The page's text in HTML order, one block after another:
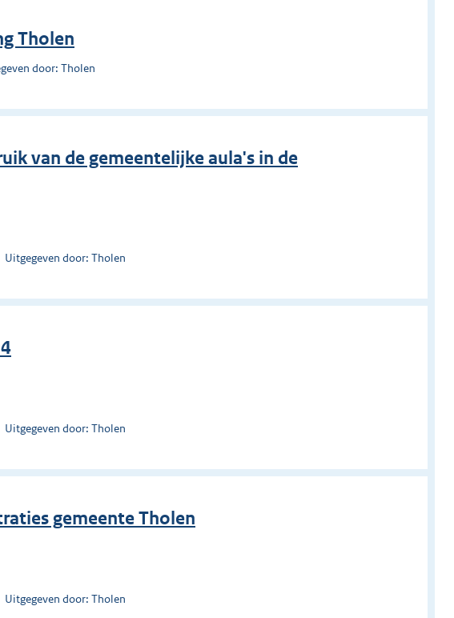
Tholen
door: Tholen
van de gemeentelijke aula's in de
Uitgegeven door: Tholen
Uitgegeven door: Tholen
gemeente Tholen
Uitgegeven door: Tholen